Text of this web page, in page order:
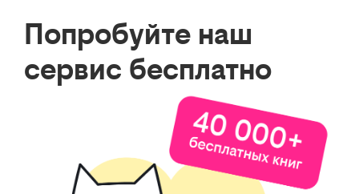
Попробуйте наш
сервис бесплатно